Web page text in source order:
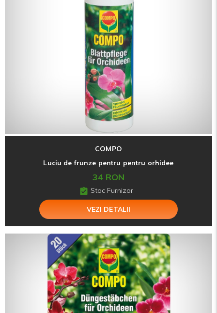
COMPO
Luciu de frunze pentru pentru orhidee
34 RON
Stoc Furnizor
VEZI DETALII